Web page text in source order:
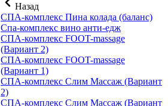
Назад
СПА-комплекс Пина колада (баланс)
Cпа-комплекс вино анти-едж
СПА-комплекс FOOT-massage
(Вариант 2)
СПА-комплекс FOOT-massage
(Вариант 1)
СПА-комплекс Слим Массаж (Вариант
2)
СПА-комплекс Слим Массаж (Вариант